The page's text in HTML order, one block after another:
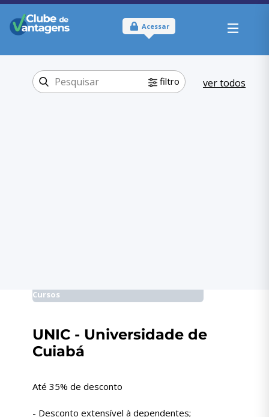
Acessar
filtro ver todos
Cursos
UNIC - Universidade de
Cuiabá
Até 35% de desconto
- Desconto extensível à dependentes;